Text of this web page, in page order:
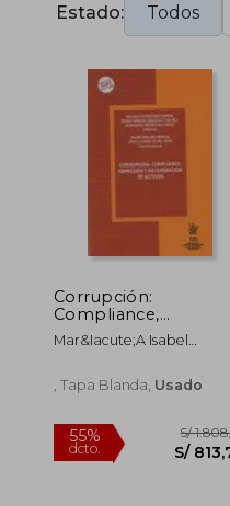
Estado: Todos
Corrupción:
Compliance,
Represión y
Recuperación de
Crimen Organizado y
Mar&Iacute;A Isabel
, Tapa Blanda, Usado